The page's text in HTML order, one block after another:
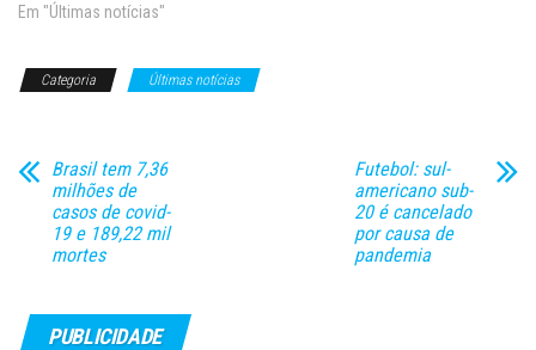
Venezuela e Síria, em
convite às pessoas para apoiar
Em "Últimas notícias"
Categoria Últimas notícias
Brasil tem 7,36
milhões de
casos de covid-
19 e 189,22 mil
mortes
Futebol: sul-
americano sub-
20 é cancelado
por causa de
pandemia
PUBLICIDADE